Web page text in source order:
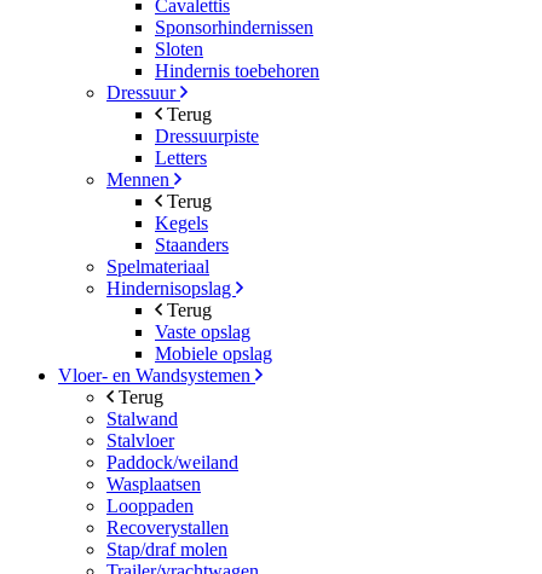
Cavalettis
Sponsorhindernissen
Sloten
Hindernis toebehoren
Dressuur
Terug
Dressuurpiste
Letters
Mennen
Terug
Kegels
Staanders
Spelmateriaal
Hindernisopslag
Terug
Vaste opslag
Mobiele opslag
Vloer- en Wandsystemen
Terug
Stalwand
Stalvloer
Paddock/weiland
Wasplaatsen
Looppaden
Recoverystallen
Stap/draf molen